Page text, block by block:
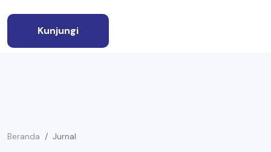
Kunjungi
Beranda Jurnal